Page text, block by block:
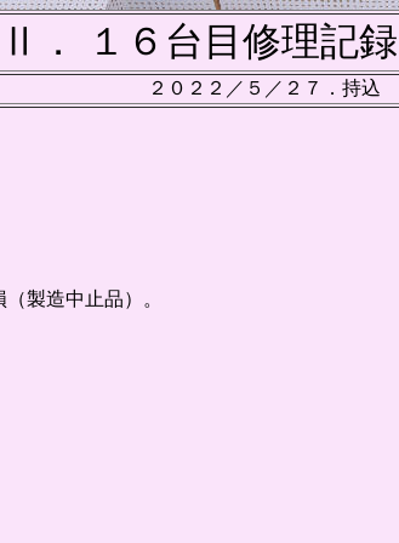
． １６台目修理記録
２０２２／５／２７．
製造中止品）。